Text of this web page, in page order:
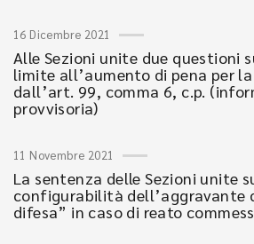
16 Dicembre 2021
Alle Sezioni unite due questioni
limite all’aumento di pena per
dall’art. 99, comma 6, c.p.
provvisoria)
11 Novembre 2021
La sentenza delle Sezioni unite
configurabilità dell’aggravante
difesa” in caso di reato